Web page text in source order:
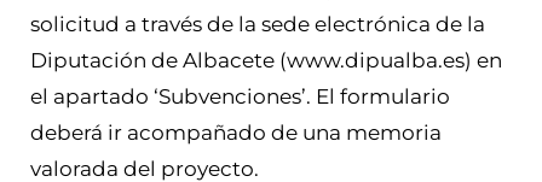
solicitud a través de la sede electrónica de la
Diputación de Albacete (www.dipualba.es) en
el apartado ‘Subvenciones’. El formulario
deberá ir acompañado de una memoria
valorada del proyecto.